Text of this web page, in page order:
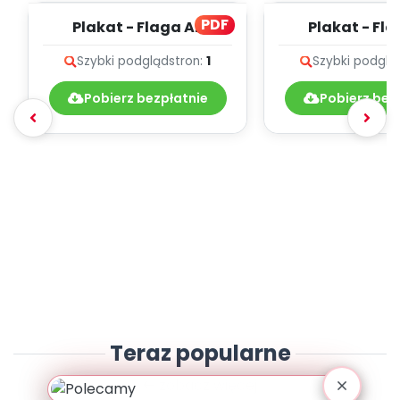
PDF
Plakat - Flaga A2
Szybki podglądstron: 1
Pobierz bezpłatnie
Plakat -
Szybki
Pobierz
Teraz popularne